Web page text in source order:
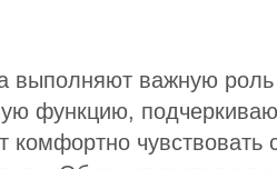
выполняют важную
функцию,
комфортно чувствовать